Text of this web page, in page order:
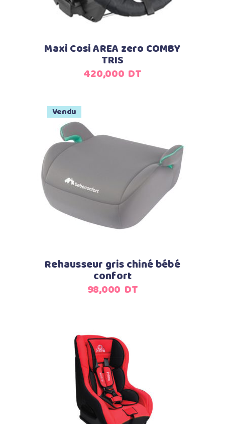
Maxi Cosi AREA zero COMBY
TRIS
420,000 DT
Vendu
Lire la suite
Rehausseur gris chiné bébé
confort
98,000 DT
Ajouter au panier